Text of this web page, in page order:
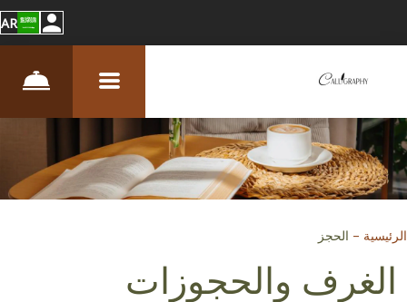
AR
الرئيسية – الحجز
الغرف والحجوزات